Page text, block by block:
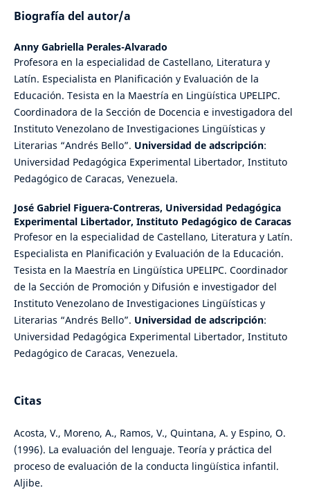
Biografía del autor/a
Anny Gabriella Perales-Alvarado
Profesora en la especialidad de Castellano, Literatura y
Latín. Especialista en Planificación y Evaluación de la
Educación. Tesista en la Maestría en Lingüística UPELIPC.
Coordinadora de la Sección de Docencia e investigadora del
Instituto Venezolano de Investigaciones Lingüísticas y
Literarias “Andrés Bello”. Universidad de adscripción:
Universidad Pedagógica Experimental Libertador, Instituto
Pedagógico de Caracas, Venezuela.
José Gabriel Figuera-Contreras, Universidad Pedagógica
Experimental Libertador, Instituto Pedagógico de Caracas
Profesor en la especialidad de Castellano, Literatura y Latín.
Especialista en Planificación y Evaluación de la Educación.
Tesista en la Maestría en Lingüística UPELIPC. Coordinador
de la Sección de Promoción y Difusión e investigador del
Instituto Venezolano de Investigaciones Lingüísticas y
Literarias “Andrés Bello”. Universidad de adscripción:
Universidad Pedagógica Experimental Libertador, Instituto
Pedagógico de Caracas, Venezuela.
Citas
Acosta, V., Moreno, A., Ramos, V., Quintana, A. y Espino, O.
(1996). La evaluación del lenguaje. Teoría y práctica del
proceso de evaluación de la conducta lingüística infantil.
Aljibe.